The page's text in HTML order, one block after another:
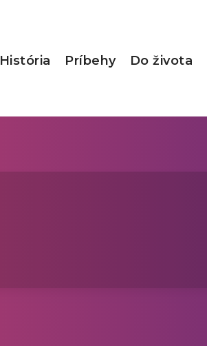
História Príbehy Do života